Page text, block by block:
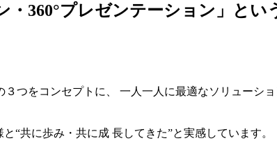
360°プレゼンテーション」と
つをコンセプトに、 一人一人に最適なソリューショ
“共に歩み・共に成 長してきた”と実感しています。